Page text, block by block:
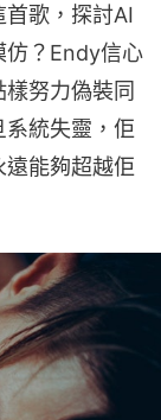
歌，探討AI
仿？Endy信心
努力偽裝同
統失靈，佢
能夠超越佢